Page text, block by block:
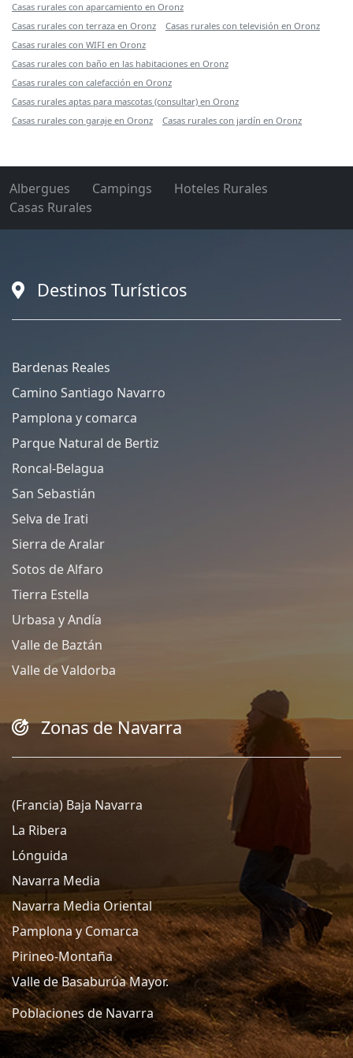
Casas rurales con aparcamiento en Oronz
Casas rurales con terraza en Oronz
Casas rurales con televisión en Oronz
Casas rurales con WIFI en Oronz
Casas rurales con baño en las habitaciones en Oronz
Casas rurales con calefacción en Oronz
Casas rurales aptas para mascotas (consultar) en Oronz
Casas rurales con garaje en Oronz
Casas rurales con jardín en Oronz
Albergues Campings
Hoteles Rurales
Casas Rurales
Destinos Turísticos
Bardenas Reales
Camino Santiago Navarro
Pamplona y comarca
Parque Natural de Bertiz
Roncal-Belagua
San Sebastián
Selva de Irati
Sierra de Aralar
Sotos de Alfaro
Tierra Estella
Urbasa y Andía
Valle de Baztán
Valle de Valdorba
Zonas de Navarra
(Francia) Baja Navarra
La Ribera
Lónguida
Navarra Media
Navarra Media Oriental
Pamplona y Comarca
Pirineo-Montaña
Valle de Basaburúa Mayor.
Poblaciones de Navarra